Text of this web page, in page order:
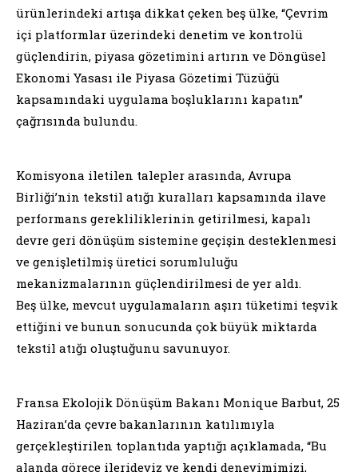
ürünlerindeki artışa dikkat çeken beş ülke, “Çevrim
içi platformlar üzerindeki denetim ve kontrolü
güçlendirin, piyasa gözetimini artırın ve Döngüsel
Ekonomi Yasası ile Piyasa Gözetimi Tüzüğü
kapsamındaki uygulama boşluklarını kapatın”
çağrısında bulundu.
Komisyona iletilen talepler arasında, Avrupa
Birliği’nin tekstil atığı kuralları kapsamında ilave
performans gerekliliklerinin getirilmesi, kapalı
devre geri dönüşüm sistemine geçişin desteklenmesi
ve genişletilmiş üretici sorumluluğu
mekanizmalarının güçlendirilmesi de yer aldı.
Beş ülke, mevcut uygulamaların aşırı tüketimi teşvik
ettiğini ve bunun sonucunda çok büyük miktarda
tekstil atığı oluştuğunu savunuyor.
Fransa Ekolojik Dönüşüm Bakanı Monique Barbut, 25
Haziran’da çevre bakanlarının katılımıyla
gerçekleştirilen toplantıda yaptığı açıklamada, “Bu
alanda görece ilerideyiz ve kendi deneyimimizi,